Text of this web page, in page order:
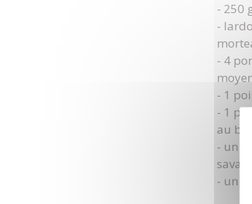
- 250
-
- 4
- 1
- 1
au
- un
- un